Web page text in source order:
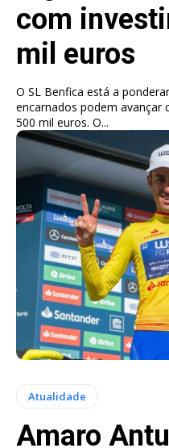
com
mil euros
O SL Benfica está a
encarnados podem
500 mil euros. O...
Atualidade
Amaro